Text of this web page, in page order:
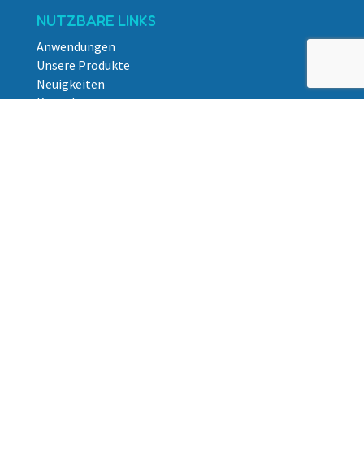
NUTZBARE LINKS
Anwendungen
Unsere Produkte
Neuigkeiten
Kontakt